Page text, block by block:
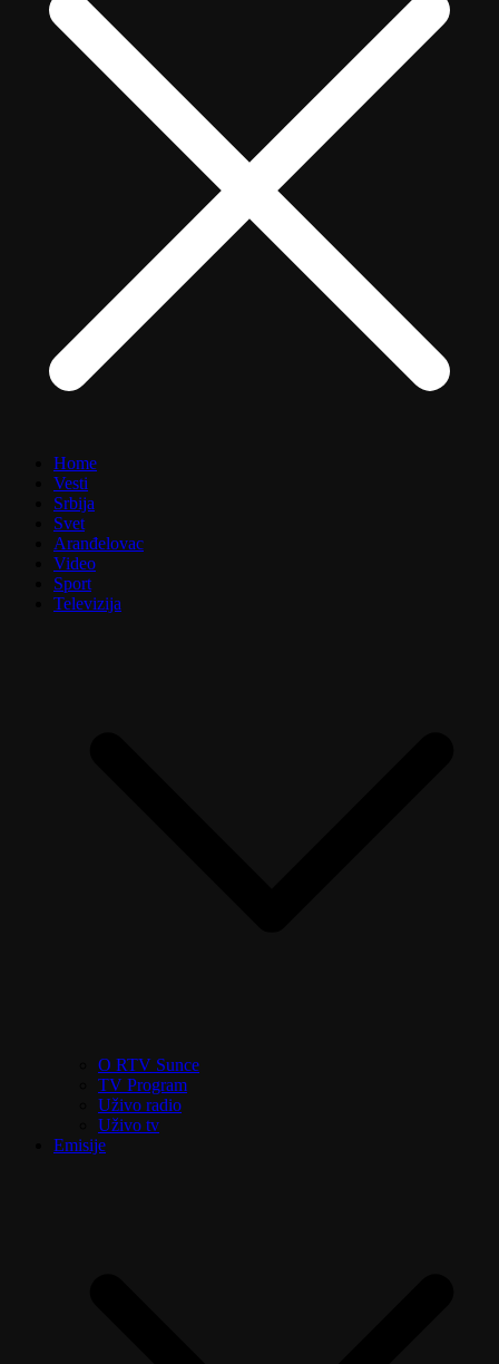
Home
Vesti
Srbija
Svet
Aranđelovac
Video
Sport
Televizija
O RTV Sunce
TV Program
Uživo radio
Uživo tv
Emisije